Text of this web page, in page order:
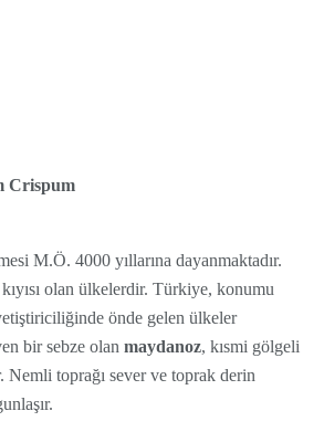
Crispum
M.Ö. 4000 yıllarına dayanmaktadır.
olan ülkelerdir. Türkiye, konumu
önde gelen ülkeler
bir sebze olan maydanoz, kısmi gölgeli
Nemli toprağı sever ve toprak derin